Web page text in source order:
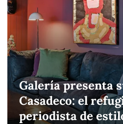
Galería presenta
Casadeco: el
periodista de